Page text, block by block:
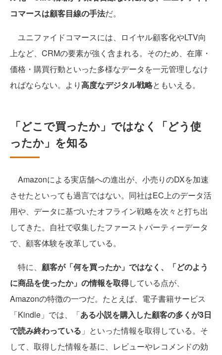
コマースは顧客目線の手法だ。
ユニファイドコマースには、ロイヤル顧客化やLTV向
上など、CRMの要素が強く含まれる。そのため、在庫・
価格・購買行動といった多様なデータを一元管理しなけ
ればならない。より高度なデジタル戦略ともいえる。
「どこで買ったか」ではなく「どう使
ったか」を知る
Amazonによる実店舗への進出が、小売りのDXを加速
させたといっても過言ではない。同社はEC上のデータ活
用や、データに基づいたオフライン戦略を次々と打ち出
してきた。自社で収集したファーストパーティーデータ
で、顧客体験を改革している。
特に、 顧客が「何を買ったか」ではなく、「どのよう
に商品を使ったか」の情報を取得している点が、
Amazonの特徴の一つだ。たとえば、電子書籍サービス
「Kindle」では、「ある小説を購入した顧客の多くが3日
で読み終わっている 」といった情報を取得している。そ
して、取得した情報を基に、レビューやレコメンドの効